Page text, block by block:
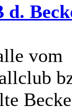
d.
vom